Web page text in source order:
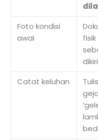
Foto kondisi
awal
Catat keluhan